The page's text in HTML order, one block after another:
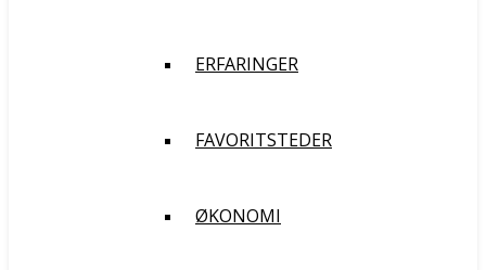
ERFARINGER
FAVORITSTEDER
ØKONOMI